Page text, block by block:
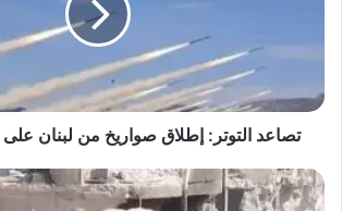
إسرائيل
تصاعد التوتر: إطلاق صواريخ من لبنان
حزب
الله: